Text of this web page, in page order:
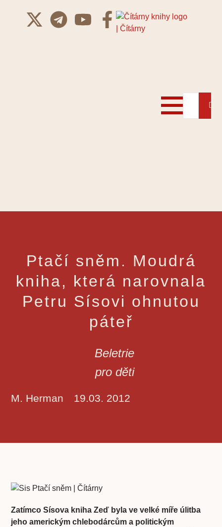
Ptačí sněm. Moudrá
kniha, která narovnala
Petru Sísovi ohnutou
páteř
Beletrie
pro děti
M. Herman 19.03. 2012
Zatímco Sísova kniha Zeď byla ve velké míře úlitba
jeho americkým chlebodárcům a politickým